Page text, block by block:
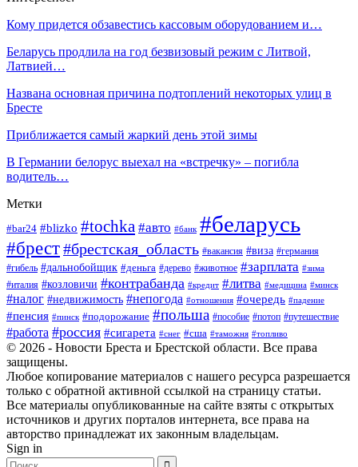
Кому придется обзавестись кассовым оборудованием и…
Беларусь продлила на год безвизовый режим с Литвой,
Латвией…
Названа основная причина подтоплений некоторых улиц в
Бресте
Приближается самый жаркий день этой зимы
В Германии белорус выехал на «встречку» – погибла
водитель…
Метки
#bar24 #blizko #tochka #авто #банк #беларусь
#брест#брестская_область #вакансия #виза #германия
#гибель #дальнобойщик #деньга #дерево #животное #зарплата #зима
#италия #козловичи #контрабанда #кредит #литва #медицина #минск
#налог #недвижимость #непогода #отношения #очередь #падение
#пенсия #пинск #подорожание #польша #пособие #потоп #путешествие
#работа #россия #сигарета #снег #сша #таможня #топливо
© 2026 - Новости Бреста и Брестской области. Все права
защищены.
Любое копирование материалов с нашего ресурса разрешается
только с обратной активной ссылкой на страницу статьи.
Все материалы опубликованные на сайте взяты с открытых
источников и других порталов интернета, все права на
авторство принадлежат их законным владельцам.
Sign in